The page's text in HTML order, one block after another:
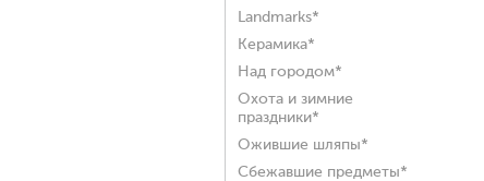
Landmarks*
Керамика*
Над городом*
Охота и зимние
праздники*
Ожившие шляпы*
Сбежавшие предметы*